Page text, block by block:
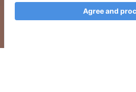
Pamplona pone a disposición de
los afectados de la DANA fondos